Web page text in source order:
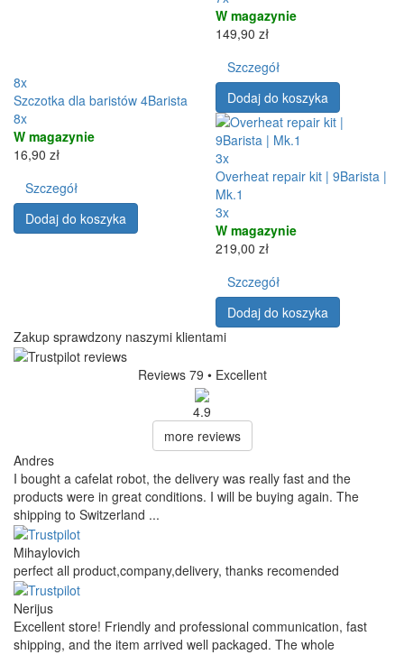
8x
Szczotka dla baristów 4Barista
8x
W magazynie
16,90 zł
Szczegół
Dodaj do koszyka
W magazynie
149,90 zł
Szczegół
Dodaj do koszyka
3x
Overheat repair kit | 9Barista |
Mk.1
3x
W magazynie
219,00 zł
Szczegół
Dodaj do koszyka
Zakup sprawdzony naszymi klientami
Reviews 79 • Excellent
4.9
more reviews
Andres
I bought a cafelat robot, the delivery was really fast and the
products were in great conditions. I will be buying again. The
shipping to Switzerland ...
Mihaylovich
perfect all product,company,delivery, thanks recomended
Nerijus
Excellent store! Friendly and professional communication, fast
shipping, and the item arrived well packaged. The whole